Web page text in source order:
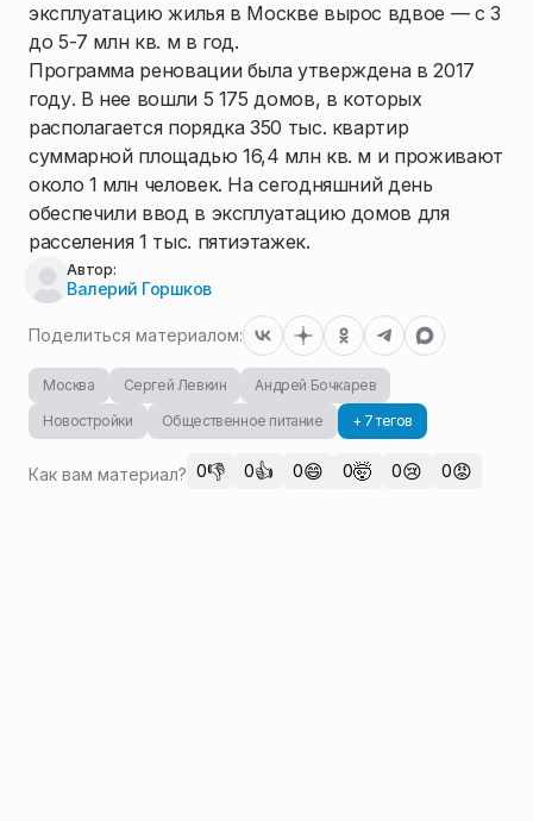
эксплуатацию жилья в Москве вырос вдвое — с 3
до 5-7 млн кв. м в год.
Программа реновации была утверждена в 2017
году. В нее вошли 5 175 домов, в которых
располагается порядка 350 тыс. квартир
суммарной площадью 16,4 млн кв. м и проживают
около 1 млн человек. На сегодняшний день
обеспечили ввод в эксплуатацию домов для
расселения 1 тыс. пятиэтажек.
Автор:
Валерий Горшков
Поделиться материалом:
Москва Сергей Левкин
Андрей Бочкарев
Новостройки
Общественное питание + 7 тегов
Как вам материал? 0👎 0👍 0😄 0🤯 0😢 0😡